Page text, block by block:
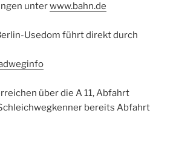
unterwww.bahn.de
Usedom führt direkt durch
über die A 11, Abfahrt
bereits Abfahrt